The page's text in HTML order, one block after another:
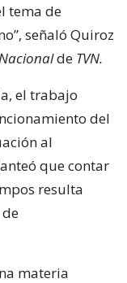
tema de
señaló Quiroz
de TVN.
el trabajo
del
al
que contar
resulta
materia